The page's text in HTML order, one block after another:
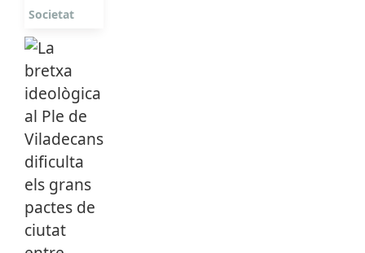
Societat